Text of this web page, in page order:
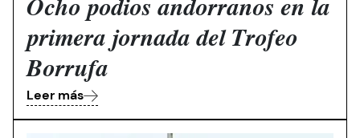
Ocho podios andorranos en la
primera jornada del Trofeo
Borrufa
Leer más